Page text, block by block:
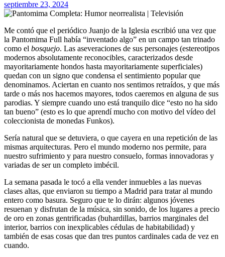
septiembre 23, 2024
Me contó que el periódico Juanjo de la Iglesia escribió una vez que
la Pantomima Full había “inventado algo” en un campo tan trinado
como el bosquejo. Las aseveraciones de sus personajes (estereotipos
modernos absolutamente reconocibles, caracterizados desde
mayoritariamente hondos hasta mayoritariamente superficiales)
quedan con un signo que condensa el sentimiento popular que
denominamos. Aciertan en cuanto nos sentimos retraídos, y que más
tarde o más nos hacemos mayores, todos caeremos en alguna de sus
parodias. Y siempre cuando uno está tranquilo dice “esto no ha sido
tan bueno” (esto es lo que aprendí mucho con motivo del vídeo del
coleccionista de monedas Funkos).
Sería natural que se detuviera, o que cayera en una repetición de las
mismas arquitecturas. Pero el mundo moderno nos permite, para
nuestro sufrimiento y para nuestro consuelo, formas innovadoras y
variadas de ser un completo imbécil.
La semana pasada le tocó a ella vender inmuebles a las nuevas
clases altas, que enviaron su tiempo a Madrid para tratar al mundo
entero como basura. Seguro que te lo dirán: algunos jóvenes
resuenan y disfrutan de la música, sin sonido, de los lugares a precio
de oro en zonas gentrificadas (buhardillas, barrios marginales del
interior, barrios con inexplicables cédulas de habitabilidad) y
también de esas cosas que dan tres puntos cardinales cada de vez en
cuando.